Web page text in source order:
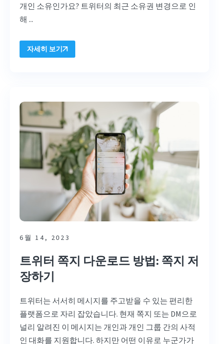
개인 소유인가요? 트위터의 최근 소유권 변경으로 인
해 ...
자세히 보기
6월 14, 2023
트위터 쪽지 다운로드 방법: 쪽지 저
장하기
트위터는 서서히 메시지를 주고받을 수 있는 편리한
플랫폼으로 자리 잡았습니다. 현재 쪽지 또는 DM으로
널리 알려진 이 메시지는 개인과 개인 그룹 간의 사적
인 대화를 지원합니다. 하지만 어떤 이유로 누군가가